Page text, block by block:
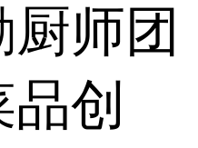
师团
品创